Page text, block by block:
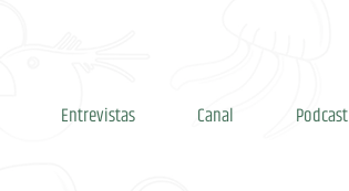
Entrevistas Canal Podcast